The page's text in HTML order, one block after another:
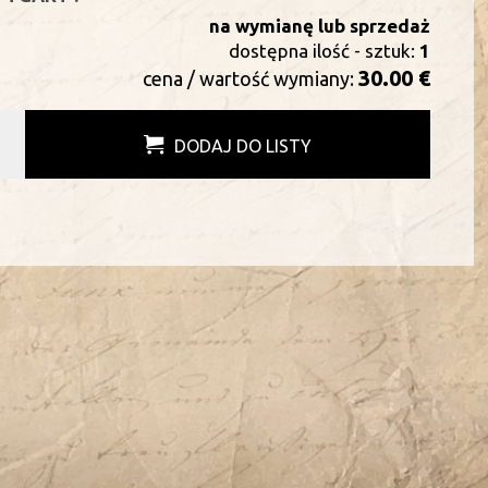
na wymianę lub sprzedaż
dostępna ilość - sztuk: 1
cena / wartość wymiany: 30.00 €
DODAJ DO LISTY